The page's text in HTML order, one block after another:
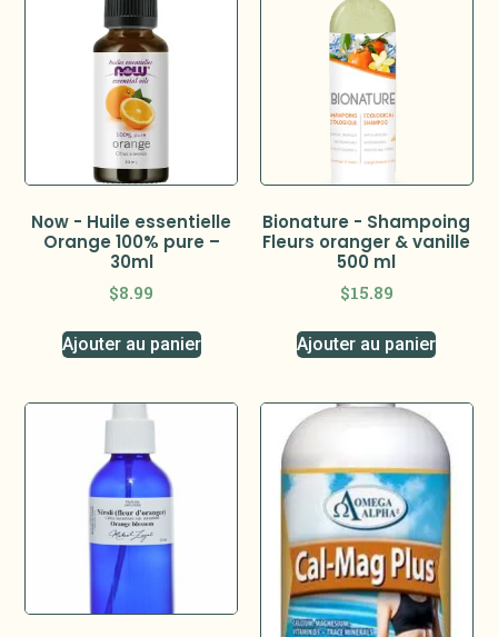
Now - Huile essentielle
Orange 100% pure –
30ml
$8.99
Ajouter au panier
Bionature - Shampoing
Fleurs oranger & vanille
500 ml
$15.89
Ajouter au panier